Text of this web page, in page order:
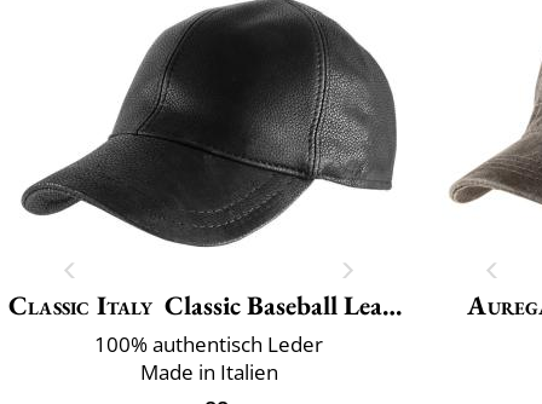
Classic Italy Classic Baseball Leather
100% authentisch Leder
Made in Italien